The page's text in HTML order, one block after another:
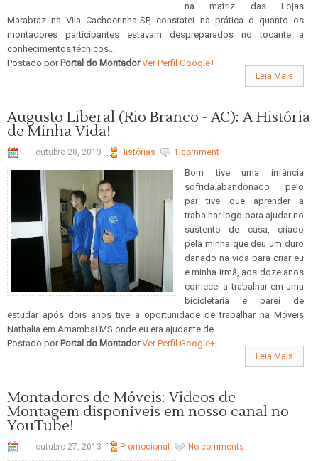
na matriz das Lojas
Marabraz na Vila Cachoerinha-SP, constatei na prática o quanto os
montadores participantes estavam despreparados no tocante a
conhecimentos técnicos...
Postado por Portal do Montador Ver Perfil Google+
Leia Mais
Augusto Liberal (Rio Branco - AC): A História
de Minha Vida!
outubro 28, 2013 Histórias 1 comment
Bom tive uma infância
sofrida.abandonado pelo
pai tive que aprender a
trabalhar logo para ajudar no
sustento de casa, criado
pela minha que deu um duro
danado na vida para criar eu
e minha irmã, aos doze anos
comecei a trabalhar em uma
bicicletaria e parei de
estudar após dois anos tive a oportunidade de trabalhar na Móveis
Nathalia em Amambai MS onde eu era ajudante de...
Postado por Portal do Montador Ver Perfil Google+
Leia Mais
Montadores de Móveis: Videos de
Montagem disponíveis em nosso canal no
YouTube!
outubro 27, 2013 Promocional No comments